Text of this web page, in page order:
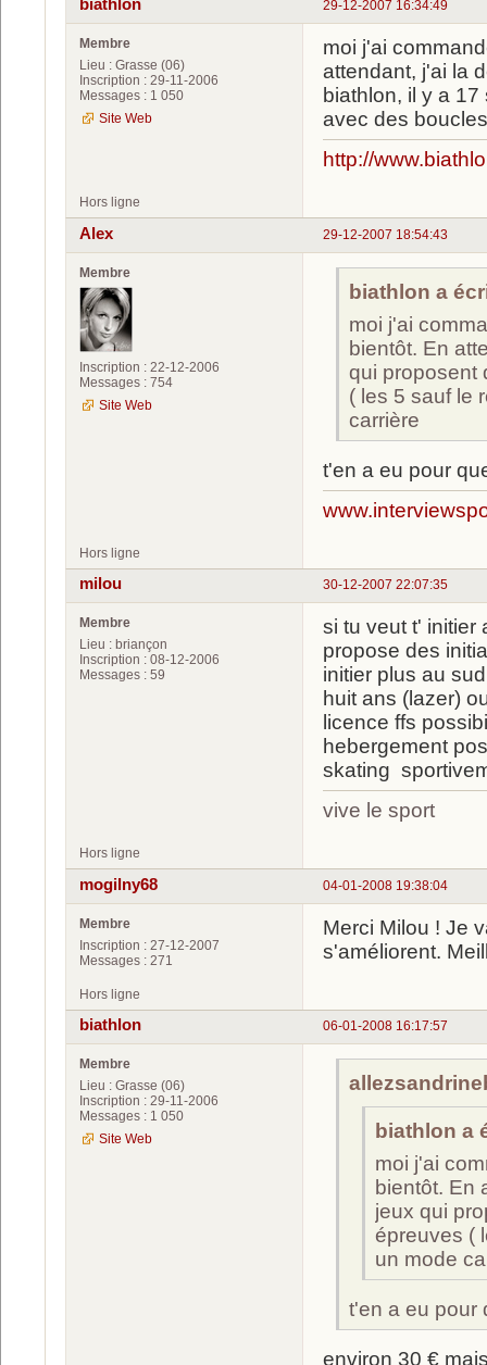
29-12-2007 16:34:49
biathlon
Membre
Lieu : Grasse (06)
Inscription : 29-11-2006
Messages : 1 050
Site Web
moi j'ai
attendant, j'ai la
biathlon, il y a
avec des
http://
Hors ligne
29-12-2007 18:54:43
Alex
Membre
Inscription : 22-12-2006
Messages : 754
Site Web
biathlon a
moi j'ai
bientôt. En
qui proposent
( les 5 sauf le
carrière
t'en a eu pour
Hors ligne
30-12-2007 22:07:35
milou
Membre
Lieu : briançon
Inscription : 08-12-2006
Messages : 59
si tu veut t' initier
propose des
initier plus au
huit ans (lazer)
licence ffs
hebergement
skating
vive le sport
Hors ligne
04-01-2008 19:38:04
mogilny68
Membre
Inscription : 27-12-2007
Messages : 271
Merci Milou ! Je
s'améliorent.
Hors ligne
06-01-2008 16:17:57
biathlon
Membre
Lieu : Grasse (06)
Inscription : 29-11-2006
Messages : 1 050
Site Web
biathlon a
moi j'ai
bientôt. En
jeux qui
épreuves (
un mode
t'en a eu pour
environ 30 €